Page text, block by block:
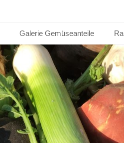
Galerie Gemüseanteile